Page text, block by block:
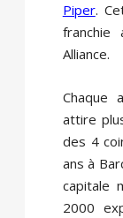
Piper.
franchie
Alliance.
Chaque
attire
des 4
ans à
capitale
2000